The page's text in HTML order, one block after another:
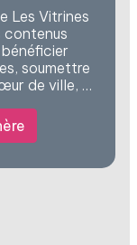
Les Vitrines
contenus
soumettre
de ville, …